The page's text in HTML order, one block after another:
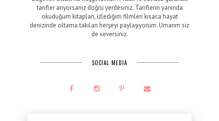
tarifler arıyorsanız doğru yerdesiniz. Tariflerin yanında
okuduğum kitapları, izlediğim filmleri kısaca hayat
denizinde oltama takılan herşeyi paylaşıyorum. Umarım siz
de seversiniz.
SOCIAL MEDIA